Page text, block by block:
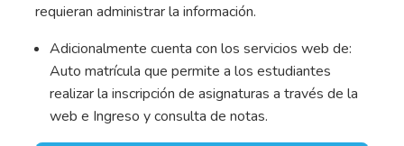
requieran administrar la información.
Adicionalmente cuenta con los servicios web de:
Auto matrícula que permite a los estudiantes
realizar la inscripción de asignaturas a través de la
web e Ingreso y consulta de notas.